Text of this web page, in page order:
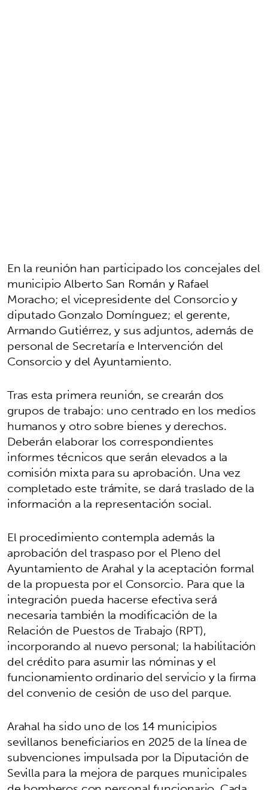
En la reunión han participado los concejales del
municipio Alberto San Román y Rafael
Moracho; el vicepresidente del Consorcio y
diputado Gonzalo Domínguez; el gerente,
Armando Gutiérrez, y sus adjuntos, además de
personal de Secretaría e Intervención del
Consorcio y del Ayuntamiento.
Tras esta primera reunión, se crearán dos
grupos de trabajo: uno centrado en los medios
humanos y otro sobre bienes y derechos.
Deberán elaborar los correspondientes
informes técnicos que serán elevados a la
comisión mixta para su aprobación. Una vez
completado este trámite, se dará traslado de la
información a la representación social.
El procedimiento contempla además la
aprobación del traspaso por el Pleno del
Ayuntamiento de Arahal y la aceptación formal
de la propuesta por el Consorcio. Para que la
integración pueda hacerse efectiva será
necesaria también la modificación de la
Relación de Puestos de Trabajo (RPT),
incorporando al nuevo personal; la habilitación
del crédito para asumir las nóminas y el
funcionamiento ordinario del servicio y la firma
del convenio de cesión de uso del parque.
Arahal ha sido uno de los 14 municipios
sevillanos beneficiarios en 2025 de la línea de
subvenciones impulsada por la Diputación de
Sevilla para la mejora de parques municipales